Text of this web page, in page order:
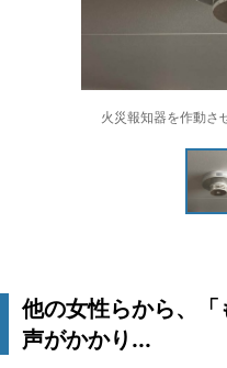
火災報知器を作動さ
他の女性らから、「
声がかかり...